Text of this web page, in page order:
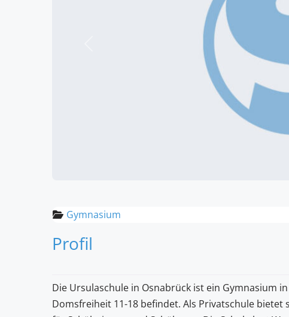
Gymnasium
Profil
Die Ursulaschule in Osnabrück ist ein Gymnasium
Domsfreiheit 11-18 befindet. Als Privatschule